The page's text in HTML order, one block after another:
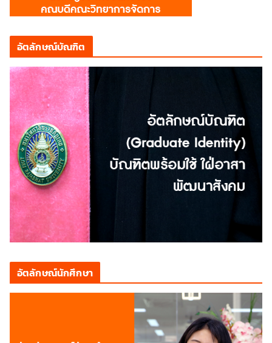
อัตลักษณ์บัณฑิต
อัตลักษณ์นักศึกษา